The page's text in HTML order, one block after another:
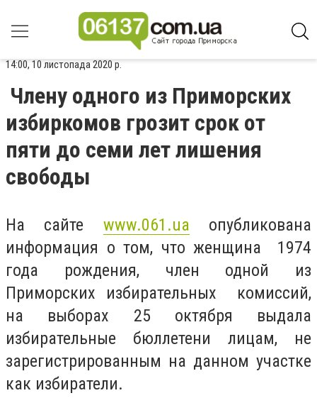
14:00, 10 листопада 2020 р.
Члену одного из Приморских
избиркомов грозит срок от
пяти до семи лет лишения
свободы
На сайте www.061.ua опубликована
информация о том, что женщина 1974
года рождения, член одной из
Приморских избирательных комиссий,
на выборах 25 октября выдала
избирательные бюллетени лицам, не
зарегистрированным на данном участке
как избиратели.